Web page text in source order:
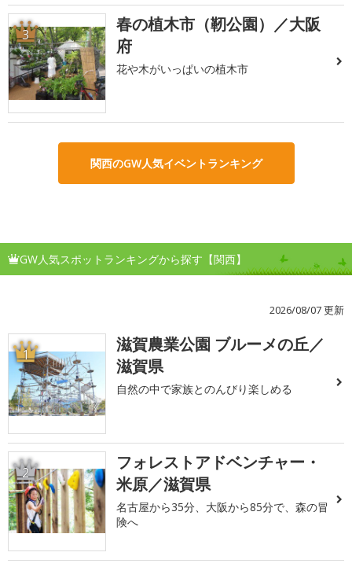
3
春の植木市（靭公園）／大阪
府
花や木がいっぱいの植木市
関西のGW人気イベントランキング
GW人気スポットランキングから探す【関西】
2026/08/07 更新
1
滋賀農業公園 ブルーメの丘／
滋賀県
自然の中で家族とのんびり楽しめる
2
フォレストアドベンチャー・
米原／滋賀県
名古屋から35分、大阪から85分で、森の冒
険へ